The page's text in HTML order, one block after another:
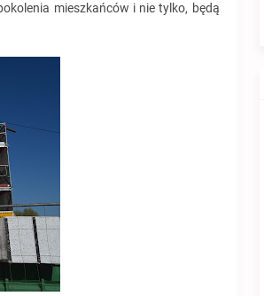
mieszkańców i nie tylko, będą